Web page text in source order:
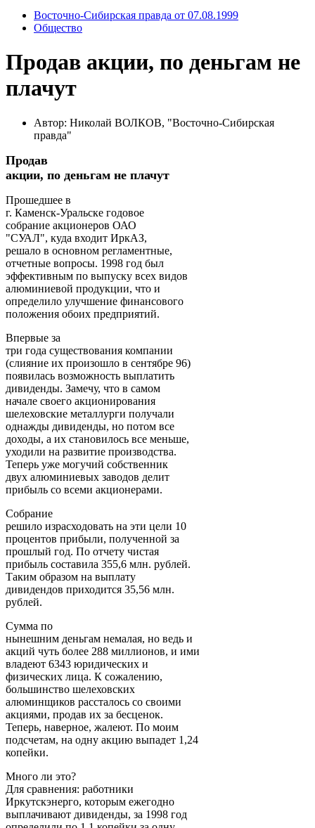
Восточно-Сибирская правда от 07.08.1999
Общество
Продав акции, по деньгам не
плачут
Автор: Николай ВОЛКОВ, "Восточно-Сибирская
правда"
Продав
акции, по деньгам не плачут
Прошедшее в
г. Каменск-Уральске годовое
собрание акционеров ОАО
"СУАЛ", куда входит ИркАЗ,
решало в основном регламентные,
отчетные вопросы. 1998 год был
эффективным по выпуску всех видов
алюминиевой продукции, что и
определило улучшение финансового
положения обоих предприятий.
Впервые за
три года существования компании
(слияние их произошло в сентябре 96)
появилась возможность выплатить
дивиденды. Замечу, что в самом
начале своего акционирования
шелеховские металлурги получали
однажды дивиденды, но потом все
доходы, а их становилось все меньше,
уходили на развитие производства.
Теперь уже могучий собственник
двух алюминиевых заводов делит
прибыль со всеми акционерами.
Собрание
решило израсходовать на эти цели 10
процентов прибыли, полученной за
прошлый год. По отчету чистая
прибыль составила 355,6 млн. рублей.
Таким образом на выплату
дивидендов приходится 35,56 млн.
рублей.
Сумма по
нынешним деньгам немалая, но ведь и
акций чуть более 288 миллионов, и ими
владеют 6343 юридических и
физических лица. К сожалению,
большинство шелеховских
алюминщиков рассталось со своими
акциями, продав их за бесценок.
Теперь, наверное, жалеют. По моим
подсчетам, на одну акцию выпадет 1,24
копейки.
Много ли это?
Для сравнения: работники
Иркутскэнерго, которым ежегодно
выплачивают дивиденды, за 1998 год